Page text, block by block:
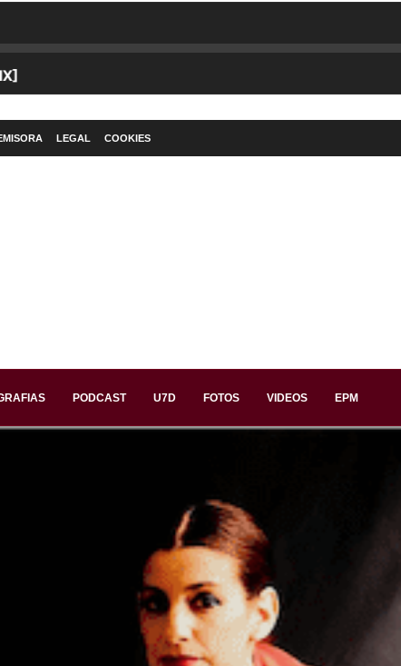
LEGAL COOKIES
PODCAST U7D FOTOS VIDEOS EPM